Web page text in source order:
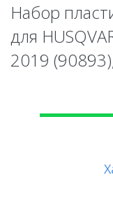
Набор
для
2019